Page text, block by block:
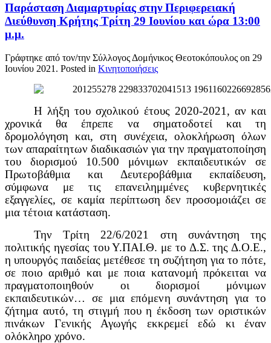
Παράσταση Διαμαρτυρίας στην Περιφερειακή
Διεύθυνση Κρήτης Τρίτη 29 Ιουνίου και ώρα 13:00
μ.μ.
Γράφτηκε από τον/την Σύλλογος Δομήνικος Θεοτοκόπουλος on 29
Ιουνίου 2021 . Posted in Κινητοποιήσεις
Η λήξη του σχολικού έτους 2020-2021, αν και
χρονικά θα έπρεπε να σηματοδοτεί και τη
δρομολόγηση και, στη συνέχεια, ολοκλήρωση όλων
των απαραίτητων διαδικασιών για την πραγματοποίηση
του διορισμού 10.500 μόνιμων εκπαιδευτικών σε
Πρωτοβάθμια και Δευτεροβάθμια εκπαίδευση,
σύμφωνα με τις επανειλημμένες κυβερνητικές
εξαγγελίες, σε καμία περίπτωση δεν προσομοιάζει σε
μια τέτοια κατάσταση.
Την Τρίτη 22/6/2021 στη συνάντηση της
πολιτικής ηγεσίας του Υ.ΠΑΙ.Θ. με το Δ.Σ. της Δ.Ο.Ε.,
η υπουργός παιδείας μετέθεσε τη συζήτηση για το πότε,
σε ποιο αριθμό και με ποια κατανομή πρόκειται να
πραγματοποιηθούν οι διορισμοί μόνιμων
εκπαιδευτικών… σε μια επόμενη συνάντηση για το
ζήτημα αυτό, τη στιγμή που η έκδοση των οριστικών
πινάκων Γενικής Αγωγής εκκρεμεί εδώ κι έναν
ολόκληρο χρόνο.